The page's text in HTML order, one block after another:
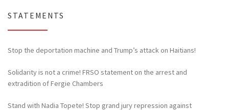
STATEMENTS
Stop the deportation machine and Trump’s attack on Haitians!
Solidarity is not a crime! FRSO statement on the arrest and
extradition of Fergie Chambers
Stand with Nadia Topete! Stop grand jury repression against